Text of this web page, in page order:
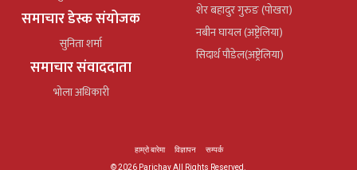
समाचार डेस्क संयोजक
सुनिता शर्मा
समाचार संवाददाता
भोला अधिकारी
शेर बहादुर गुरुङ (पोखरा)
नबीन घायल (अष्ट्रेलिया)
सिदार्थ पौडेल(अष्ट्रेलिया)
हाम्रो बारेमा विज्ञापन
सम्पर्क
© 2026 Parichay All Rights Reserved.